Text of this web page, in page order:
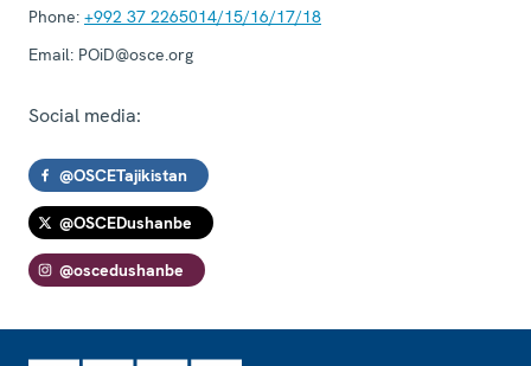
Phone: +992 37 2265014/15/16/17/18
Email: POiD@osce.org
Social media:
@OSCETajikistan
@OSCEDushanbe
@oscedushanbe